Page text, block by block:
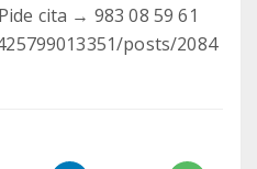
cita → 983 08 59 61
posts/2084